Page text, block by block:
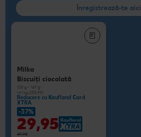
Înregistrează-te aici
Milka
Biscuiţi ciocolată
128 g - 147 g
(=1 kg 233.99)
Reducere cu Kaufland Card
XTRA
-37%
29,95
47,90